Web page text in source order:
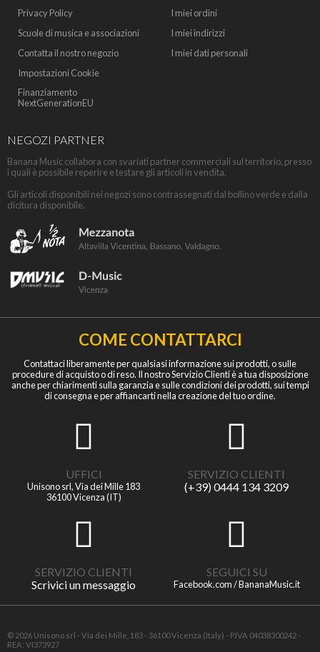
Privacy Policy
Scuole di musica e associazioni
Contatta il nostro negozio
Impostazioni Cookie
Finanziamento
NextGenerationEU
I miei ordini
I miei indirizzi
I miei dati personali
NEGOZI PARTNER
Banana Music collabora con svariati partner commerciali sul territorio, presso
i quali è possibile reperire e testare gli articoli in vendita.
Gli articoli disponibili nei negozi sono contrassegnati dal bollino verde e dalla
dicitura disponibile.
COME CONTATTARCI
Contattaci liberamente per qualsiasi informazione sui prodotti, o sulle
procedure di acquisto o di reso. Il nostro Servizio Clienti è a tua disposizione
anche per chiarimenti sulla garanzia e sulle condizioni dei prodotti, sui tempi
di consegna e per affiancarti nella creazione del tuo ordine.
UFFICI
Unisono srl, Via dei Mille 183
36100 Vicenza (IT)
SERVIZIO CLIENTI
(+39) 0444 134 3209
SERVIZIO CLIENTI
Scrivici un messaggio
SEGUICI SU
Facebook.com / BananaMusic.it
© 2026 Unisono srl - Via dei Mille, 183 - 36100 Vicenza (Italy) - P.IVA 04038300242 -
REA: VI373927